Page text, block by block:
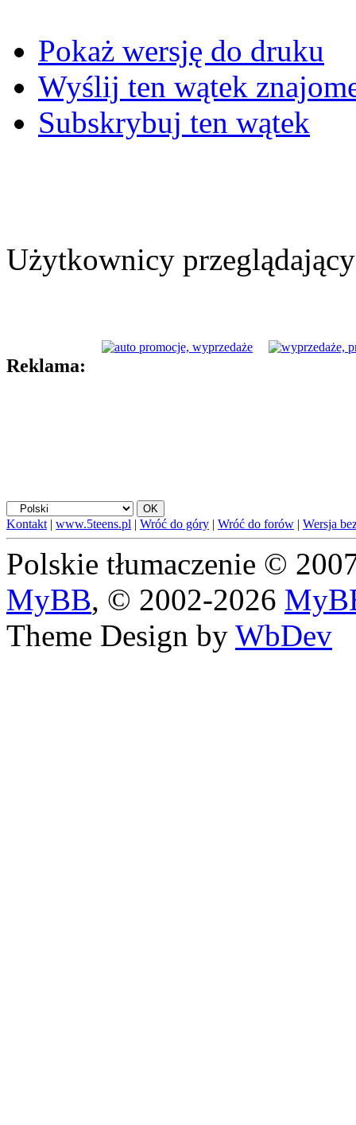
Pokaż wersję do druku
Wyślij ten wątek
Subskrybuj ten wątek
Użytkownicy
Reklama:
Kontakt | www.5teens.pl | Wróć do góry | Wróć do forów | Wersja
Polskie tłumaczenie ©
MyBB, © 2002-2026
Theme Design by WbDev